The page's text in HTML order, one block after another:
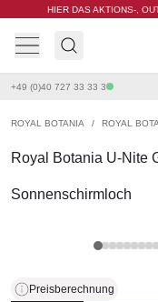
HIER DAS AKTIONS-,
+49 (0)40 727 33 33 3
ROYAL BOTANIA / ROYAL
Royal Botania U-Nite
Sonnenschirmloch
Preisberechnung